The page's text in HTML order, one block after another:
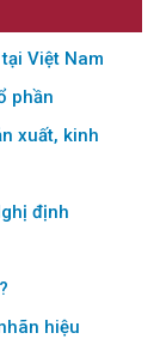
Việt Nam
phần
xuất, kinh
định
hiệu